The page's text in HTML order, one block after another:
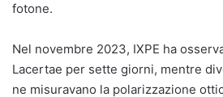
fotone.
Nel novembre 2023, IXPE ha
Lacertae per sette giorni, mentre
ne misuravano la polarizzazione